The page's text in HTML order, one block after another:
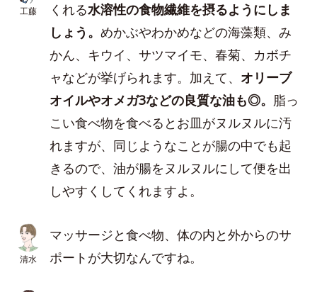
工藤
くれる水溶性の食物繊維を摂るようにしま
しょう。 めかぶやわかめなどの海藻類、み
かん、キウイ、サツマイモ、春菊、カボチ
ャなどが挙げられます。加えて、 オリーブ
オイルやオメガ3などの良質な油も◎。 脂っ
こい食べ物を食べるとお皿がヌルヌルに汚
れますが、同じようなことが腸の中でも起
きるので、油が腸をヌルヌルにして便を出
しやすくしてくれますよ。
清水
マッサージと食べ物、体の内と外からのサ
ポートが大切なんですね。